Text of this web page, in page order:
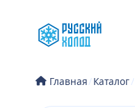
содержимому
Главная/Каталог/